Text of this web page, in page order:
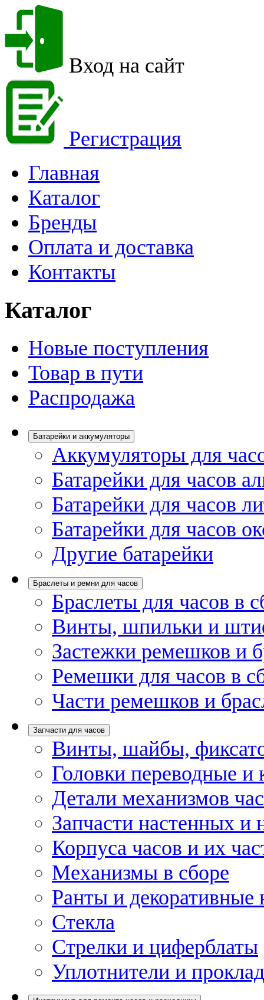
Вход на сайт
Регистрация
Главная
Каталог
Бренды
Оплата и доставка
Контакты
Каталог
Новые поступления
Товар в пути
Распродажа
Батарейки и аккумуляторы
Аккумуляторы для
Батарейки для часов
Батарейки для часов
Батарейки для часов
Другие батарейки
Браслеты и ремни для часов
Браслеты для часов в
Винты, шпильки и
Застежки ремешков и
Ремешки для часов в
Части ремешков и
Запчасти для часов
Винты, шайбы,
Головки переводные и
Детали механизмов
Запчасти настенных и
Корпуса часов и их
Механизмы в сборе
Ранты и декоративные
Стекла
Стрелки и циферблаты
Уплотнители и